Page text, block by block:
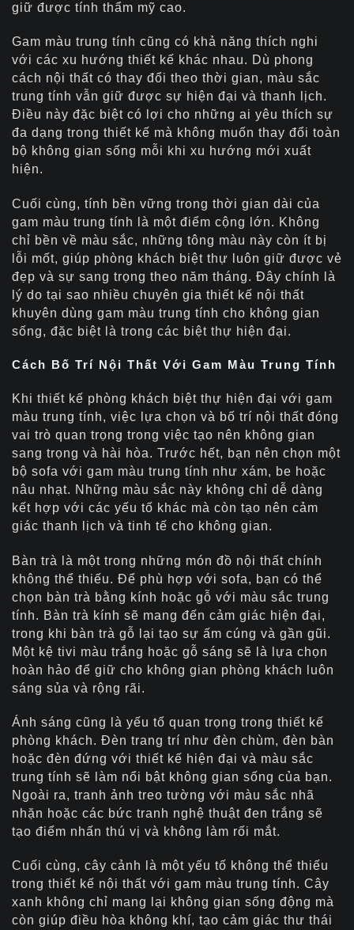
giữ được tính thẩm mỹ cao.
Gam màu trung tính cũng có khả năng thích nghi
với các xu hướng thiết kế khác nhau. Dù phong
cách nội thất có thay đổi theo thời gian, màu sắc
trung tính vẫn giữ được sự hiện đại và thanh lịch.
Điều này đặc biệt có lợi cho những ai yêu thích sự
đa dạng trong thiết kế mà không muốn thay đổi toàn
bộ không gian sống mỗi khi xu hướng mới xuất
hiện.
Cuối cùng, tính bền vững trong thời gian dài của
gam màu trung tính là một điểm cộng lớn. Không
chỉ bền về màu sắc, những tông màu này còn ít bị
lỗi mốt, giúp phòng khách biệt thự luôn giữ được vẻ
đẹp và sự sang trọng theo năm tháng. Đây chính là
lý do tại sao nhiều chuyên gia thiết kế nội thất
khuyên dùng gam màu trung tính cho không gian
sống, đặc biệt là trong các biệt thự hiện đại.
Cách Bố Trí Nội Thất Với Gam Màu Trung Tính
Khi thiết kế phòng khách biệt thự hiện đại với gam
màu trung tính, việc lựa chọn và bố trí nội thất đóng
vai trò quan trọng trong việc tạo nên không gian
sang trọng và hài hòa. Trước hết, bạn nên chọn một
bộ sofa với gam màu trung tính như xám, be hoặc
nâu nhạt. Những màu sắc này không chỉ dễ dàng
kết hợp với các yếu tố khác mà còn tạo nên cảm
giác thanh lịch và tinh tế cho không gian.
Bàn trà là một trong những món đồ nội thất chính
không thể thiếu. Để phù hợp với sofa, bạn có thể
chọn bàn trà bằng kính hoặc gỗ với màu sắc trung
tính. Bàn trà kính sẽ mang đến cảm giác hiện đại,
trong khi bàn trà gỗ lại tạo sự ấm cúng và gần gũi.
Một kệ tivi màu trắng hoặc gỗ sáng sẽ là lựa chọn
hoàn hảo để giữ cho không gian phòng khách luôn
sáng sủa và rộng rãi.
Ánh sáng cũng là yếu tố quan trọng trong thiết kế
phòng khách. Đèn trang trí như đèn chùm, đèn bàn
hoặc đèn đứng với thiết kế hiện đại và màu sắc
trung tính sẽ làm nổi bật không gian sống của bạn.
Ngoài ra, tranh ảnh treo tường với màu sắc nhã
nhặn hoặc các bức tranh nghệ thuật đen trắng sẽ
tạo điểm nhấn thú vị và không làm rối mắt.
Cuối cùng, cây cảnh là một yếu tố không thể thiếu
trong thiết kế nội thất với gam màu trung tính. Cây
xanh không chỉ mang lại không gian sống động mà
còn giúp điều hòa không khí, tạo cảm giác thư thái